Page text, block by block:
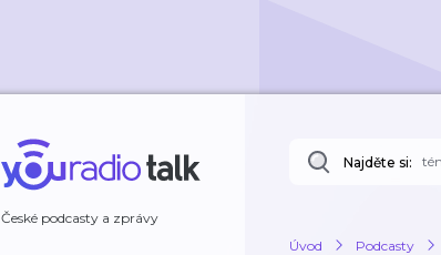
České podcasty a zprávy
Najděte si:
Úvod Podcasty